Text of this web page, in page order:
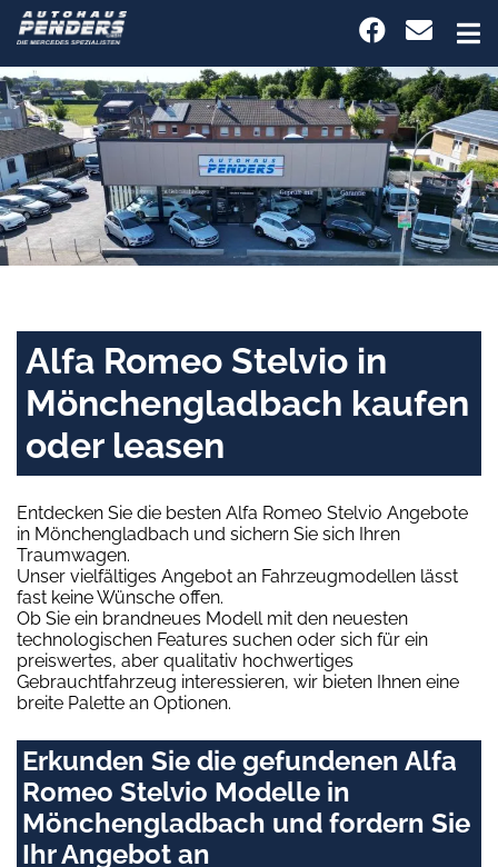
Alfa Romeo Stelvio in
Mönchengladbach kaufen
oder leasen
Entdecken Sie die besten Alfa Romeo Stelvio Angebote
in Mönchengladbach und sichern Sie sich Ihren
Traumwagen.
Unser vielfältiges Angebot an Fahrzeugmodellen lässt
fast keine Wünsche offen.
Ob Sie ein brandneues Modell mit den neuesten
technologischen Features suchen oder sich für ein
preiswertes, aber qualitativ hochwertiges
Gebrauchtfahrzeug interessieren, wir bieten Ihnen eine
breite Palette an Optionen.
Erkunden Sie die gefundenen Alfa
Romeo Stelvio Modelle in
Mönchengladbach und fordern Sie
Ihr Angebot an